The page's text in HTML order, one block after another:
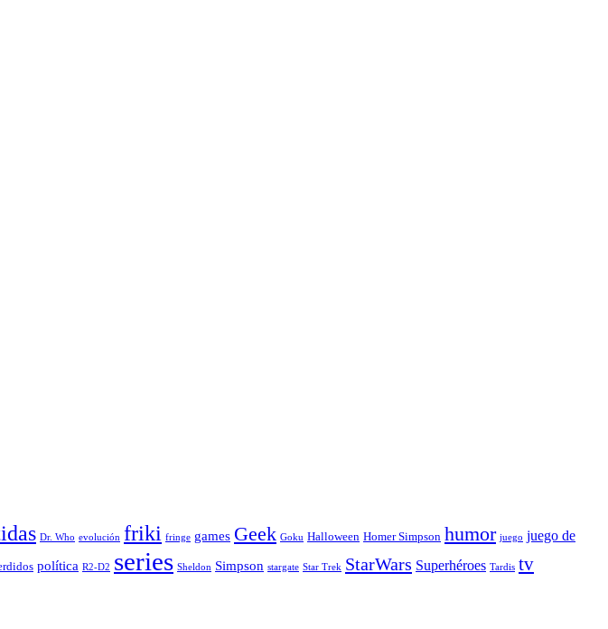
Dr. Who evolución friki fringe games Geek Goku Halloween Homer Simpson humor juego juego de
política R2-D2 series Sheldon Simpson stargate Star Trek StarWars Superhéroes Tardis tv